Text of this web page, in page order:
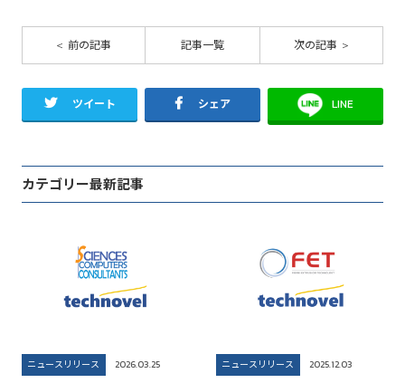
前の記事 次の記事
記事一覧
ツイート シェア LINE
カテゴリー最新記事
ニュースリリース 2026.03.25 ニュースリリース 2025.12.03